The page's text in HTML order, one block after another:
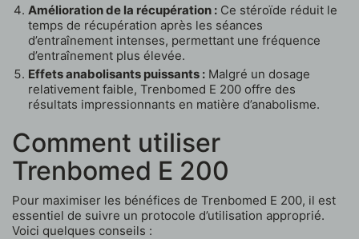
Amélioration de la récupération : Ce stéroïde réduit le
temps de récupération après les séances
d’entraînement intenses, permettant une fréquence
d’entraînement plus élevée.
Effets anabolisants puissants : Malgré un dosage
relativement faible, Trenbomed E 200 offre des
résultats impressionnants en matière d’anabolisme.
Comment utiliser
Trenbomed E 200
Pour maximiser les bénéfices de Trenbomed E 200, il est
essentiel de suivre un protocole d’utilisation approprié.
Voici quelques conseils :